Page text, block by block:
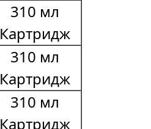
310 мл
Картридж
310 мл
Картридж
310 мл
Картридж